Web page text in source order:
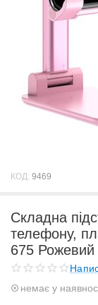
КОД: 9469
Складна
телефону,
675 Рожевий
немає у